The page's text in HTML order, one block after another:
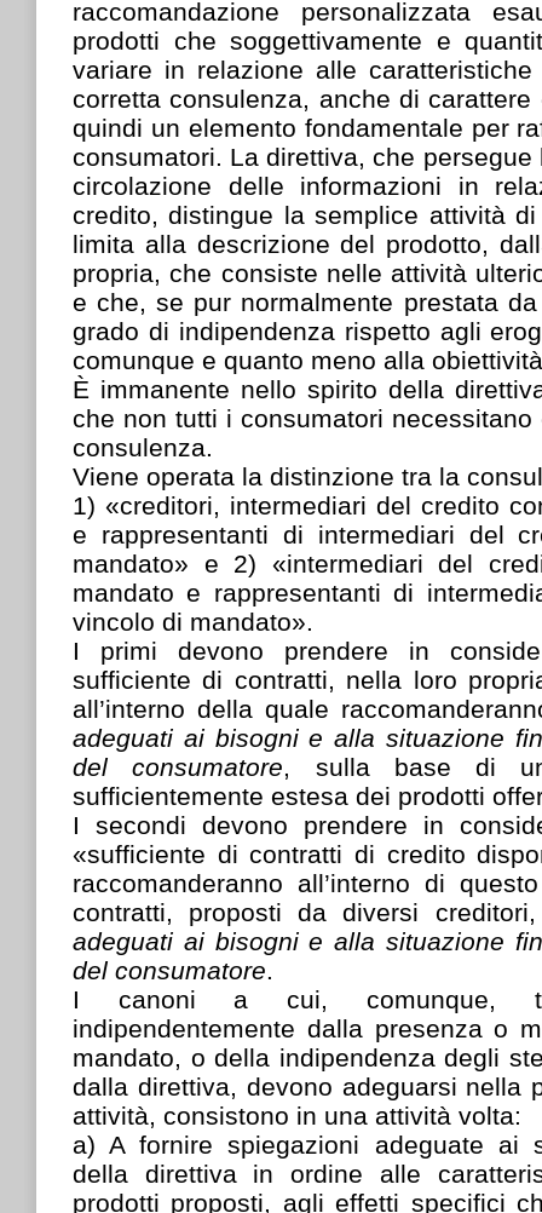
raccomandazione personalizzata
prodotti che soggettivamente e
variare in relazione alle
corretta consulenza, anche di
quindi un elemento fondamentale per
consumatori. La direttiva, che persegue
circolazione delle informazioni in
credito, distingue la semplice attività
limita alla descrizione del prodotto,
propria, che consiste nelle attività
e che, se pur normalmente prestata
grado di indipendenza rispetto agli
comunque e quanto meno alla
È immanente nello spirito della
che non tutti i consumatori
consulenza.
Viene operata la distinzione tra la
1) «creditori, intermediari del credito
e rappresentanti di intermediari del
mandato» e 2) «intermediari del
mandato e rappresentanti di
vincolo di mandato».
I primi devono prendere in
sufficiente di contratti, nella loro
all’interno della quale
adeguati ai bisogni e alla situazione
del consumatore, sulla base di
sufficientemente estesa dei prodotti
I secondi devono prendere in
«sufficiente di contratti di credito
raccomanderanno all’interno di
contratti, proposti da diversi
adeguati ai bisogni e alla situazione
del consumatore.
I canoni a cui, comunque,
indipendentemente dalla presenza o
mandato, o della indipendenza degli
dalla direttiva, devono adeguarsi nella
attività, consistono in una attività volta:
a) A fornire spiegazioni adeguate ai
della direttiva in ordine alle
prodotti proposti, agli effetti specifici